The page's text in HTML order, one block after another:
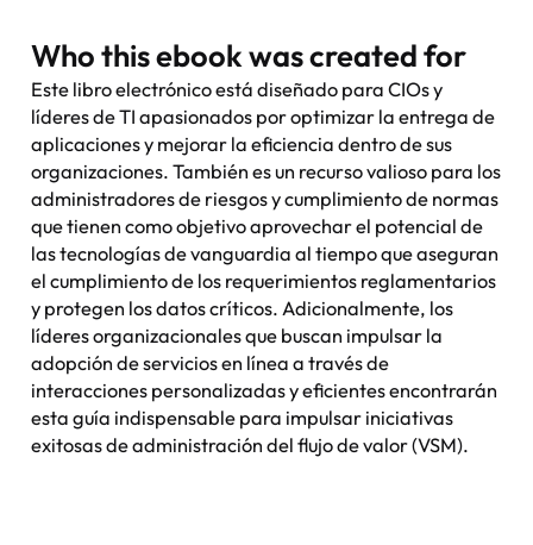
Who thisebookwas created for
Este libro electrónico está diseñado para CIOs y
líderes de TI apasionados por optimizar la entrega de
aplicaciones y mejorar la eficiencia dentro de sus
organizaciones. También es un recurso valioso para los
administradores de riesgos y cumplimiento de normas
que tienen como objetivo aprovechar el potencial de
las tecnologías de vanguardia al tiempo que aseguran
el cumplimiento de los requerimientos reglamentarios
y protegen los datos críticos. Adicionalmente, los
líderes organizacionales que buscan impulsar la
adopción de servicios en línea a través de
interacciones personalizadas y eficientes encontrarán
esta guía indispensable para impulsar iniciativas
exitosas de administración del flujo de valor (VSM).